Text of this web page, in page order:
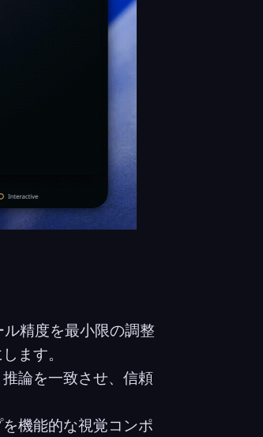
精度を最小限の調整
ます。
論を一致させ、信頼
機能的な視覚コンポ